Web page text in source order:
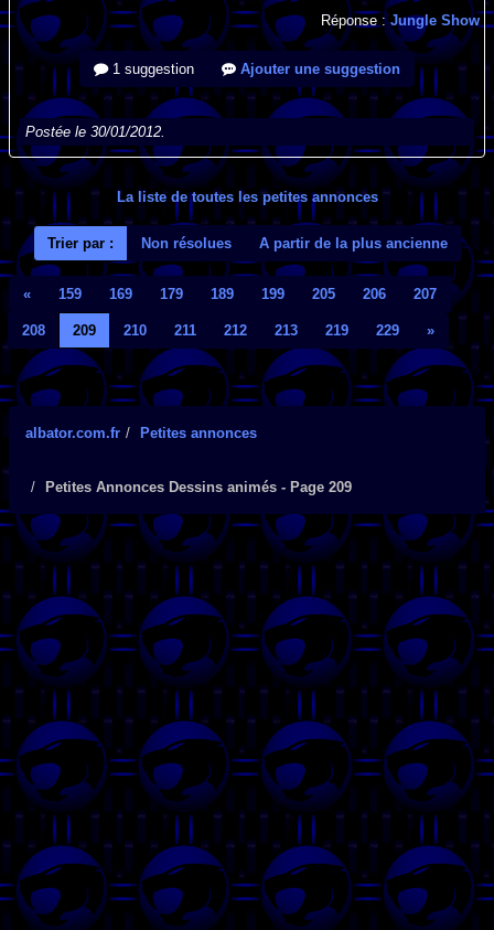
Réponse :Jungle Show
1 suggestion Ajouter une suggestion
Postée le 30/01/2012.
La liste de toutes les petites annonces
Trier par : Non résolues A partir de la plus ancienne
« 159 169 179 189 199 205 206 207
208 209 210 211 212 213 219 229 »
albator.com.fr Petites annonces
Petites Annonces Dessins animés - Page 209